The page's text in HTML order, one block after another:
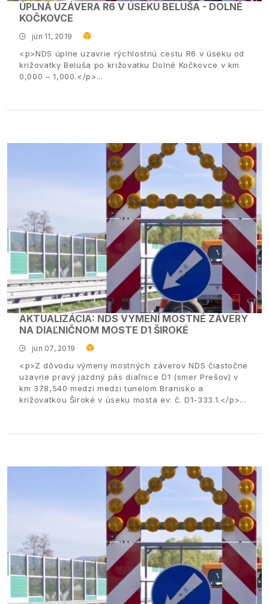
ÚPLNÁ UZÁVERA R6 V ÚSEKU BELUŠA - DOLNÉ
KOČKOVCE
jún 11, 2019
<p>NDS úplne uzavrie rýchlostnú cestu R6 v úseku od
križovatky Beluša po križovatku Dolné Kočkovce v km
0,000 – 1,000.</p>
AKTUALIZÁCIA: NDS VYMENÍ MOSTNÉ ZÁVERY
NA DIAĽNIČNOM MOSTE D1 ŠIROKÉ
jún 07, 2019
<p>Z dôvodu výmeny mostných záverov NDS čiastočne
uzavrie pravý jazdný pás diaľnice D1 (smer Prešov) v
km 378,540 medzi medzi tunelom Branisko a
križovatkou Široké v úseku mosta ev. č. D1-333.1.</p>